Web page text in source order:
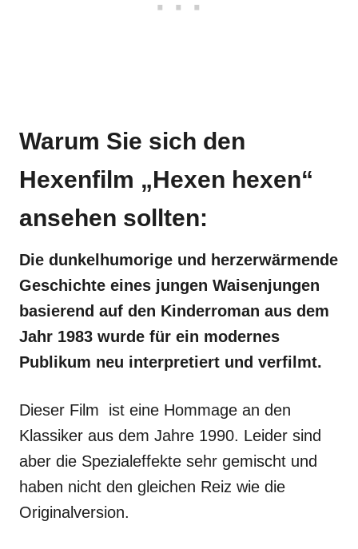
Warum Sie sich den
Hexenfilm „Hexen hexen“
ansehen sollten:
Die dunkelhumorige und herzerwärmende
Geschichte eines jungen Waisenjungen
basierend auf den Kinderroman aus dem
Jahr 1983 wurde für ein modernes
Publikum neu interpretiert und verfilmt.
Dieser Film ist eine Hommage an den
Klassiker aus dem Jahre 1990. Leider sind
aber die Spezialeffekte sehr gemischt und
haben nicht den gleichen Reiz wie die
Originalversion.